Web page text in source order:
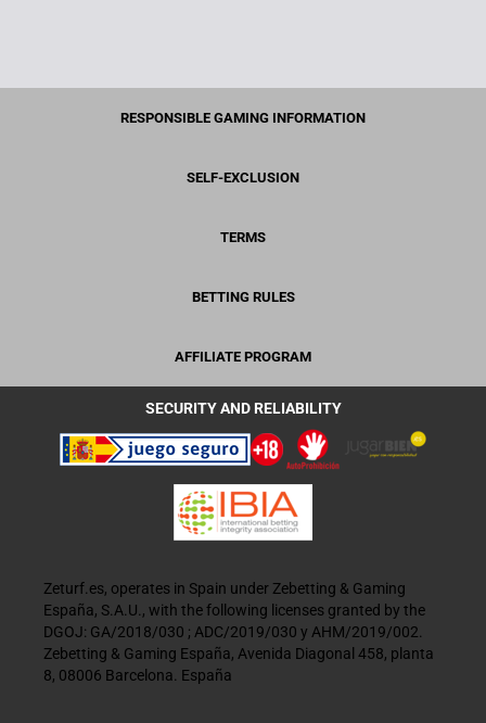
RESPONSIBLE GAMING INFORMATION
SELF-EXCLUSION
TERMS
BETTING RULES
AFFILIATE PROGRAM
SECURITY AND RELIABILITY
Zeturf.es, operates in Spain under Zebetting & Gaming
España, S.A.U., with the following licenses granted by the
DGOJ: GA/2018/030 ; ADC/2019/030 y AHM/2019/002.
Zebetting & Gaming España, Avenida Diagonal 458, planta
8, 08006 Barcelona. España